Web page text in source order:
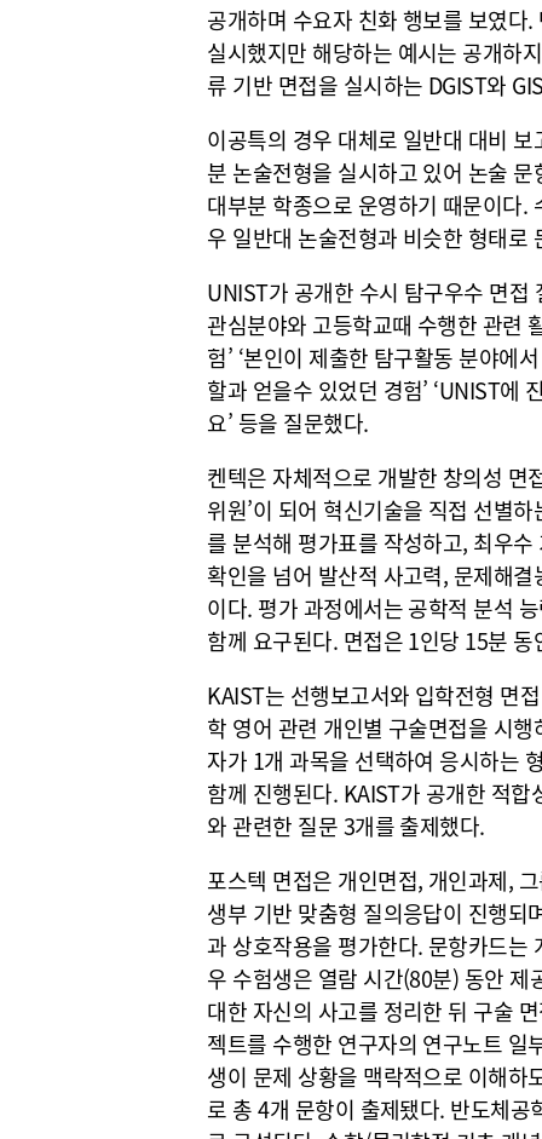
공개하며 수요자 친화 행보를 보였다
실시했지만 해당하는 예시는 공개하
류 기반 면접을 실시하는 DGIST와
이공특의 경우 대체로 일반대 대비
분 논술전형을 실시하고 있어 논술
대부분 학종으로 운영하기 때문이다.
우 일반대 논술전형과 비슷한 형태로
UNIST가 공개한 수시 탐구우수 면접
관심분야와 고등학교때 수행한 관련
험’ ‘본인이 제출한 탐구활동 분야에
할과 얻을수 있었던 경험’ ‘UNIST에
요’ 등을 질문했다.
켄텍은 자체적으로 개발한 창의성 면
위원’이 되어 혁신기술을 직접 선별
를 분석해 평가표를 작성하고, 최우
확인을 넘어 발산적 사고력, 문제해
이다. 평가 과정에서는 공학적 분석
함께 요구된다. 면접은 1인당 15분
KAIST는 선행보고서와 입학전형 면
학 영어 관련 개인별 구술면접을 시
자가 1개 과목을 선택하여 응시하는
함께 진행된다. KAIST가 공개한 적
와 관련한 질문 3개를 출제했다.
포스텍 면접은 개인면접, 개인과제,
생부 기반 맞춤형 질의응답이 진행되
과 상호작용을 평가한다. 문항카드는
우 수험생은 열람 시간(80분) 동안
대한 자신의 사고를 정리한 뒤 구술
젝트를 수행한 연구자의 연구노트 일
생이 문제 상황을 맥락적으로 이해하
로 총 4개 문항이 출제됐다. 반도체